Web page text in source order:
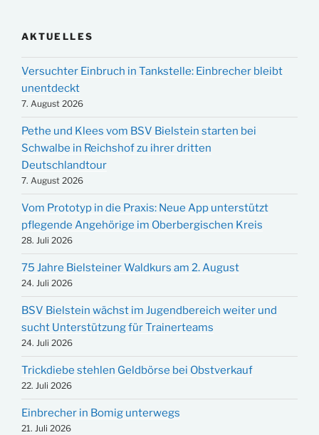
AKTUELLES
Versuchter Einbruch in Tankstelle: Einbrecher bleibt
unentdeckt
7. August 2026
Pethe und Klees vom BSV Bielstein starten bei
Schwalbe in Reichshof zu ihrer dritten
Deutschlandtour
7. August 2026
Vom Prototyp in die Praxis: Neue App unterstützt
pflegende Angehörige im Oberbergischen Kreis
28. Juli 2026
75 Jahre Bielsteiner Waldkurs am 2. August
24. Juli 2026
BSV Bielstein wächst im Jugendbereich weiter und
sucht Unterstützung für Trainerteams
24. Juli 2026
Trickdiebe stehlen Geldbörse bei Obstverkauf
22. Juli 2026
Einbrecher in Bomig unterwegs
21. Juli 2026